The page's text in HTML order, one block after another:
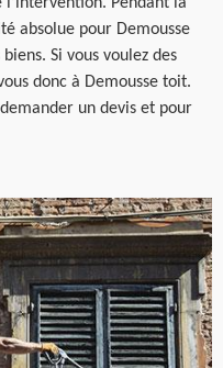
absolue pour Demousse
Si vous voulez des
donc à Demousse toit.
un devis et pour